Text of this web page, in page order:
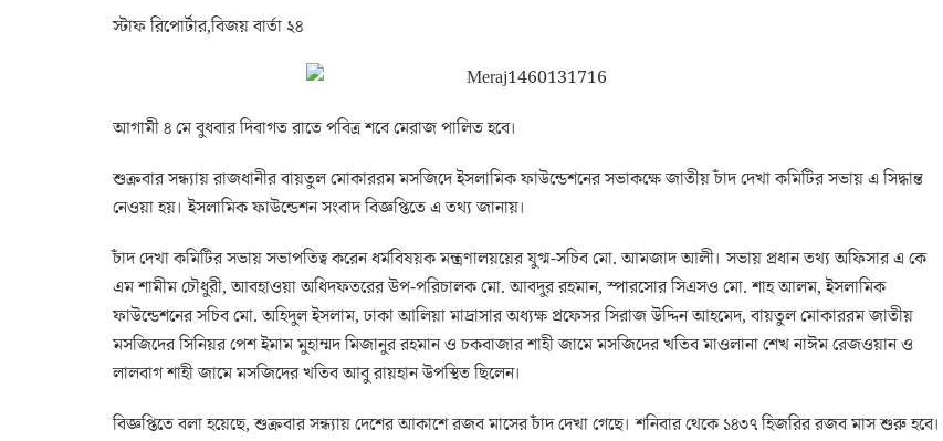
স্টাফ রিপোর্টার,বিজয় বার্তা ২৪
আগামী ৪ মে বুধবার দিবাগত রাতে পবিত্র শবে মেরাজ পালিত হবে।
শুক্রবার সন্ধ্যায় রাজধানীর বায়তুল মোকাররম মসজিদে ইসলামিক ফাউন্ডেশনের সভাকক্ষে জাতীয় চাঁদ দেখা কমিটির সভায় এ সিদ্ধান্ত
নেওয়া হয়। ইসলামিক ফাউন্ডেশন সংবাদ বিজ্ঞপ্তিতে এ তথ্য জানায়।
চাঁদ দেখা কমিটির সভায় সভাপতিত্ব করেন ধর্মবিষয়ক মন্ত্রণালয়য়ের যুগ্ম-সচিব মো. আমজাদ আলী। সভায় প্রধান তথ্য অফিসার এ কে
এম শামীম চৌধুরী, আবহাওয়া অধিদফতরের উপ-পরিচালক মো. আবদুর রহমান, স্পারসোর সিএসও মো. শাহ আলম, ইসলামিক
ফাউন্ডেশনের সচিব মো. অহিদুল ইসলাম, ঢাকা আলিয়া মাদ্রাসার অধ্যক্ষ প্রফেসর সিরাজ উদ্দিন আহমেদ, বায়তুল মোকাররম জাতীয়
মসজিদের সিনিয়র পেশ ইমাম মুহাম্মদ মিজানুর রহমান ও চকবাজার শাহী জামে মসজিদের খতিব মাওলানা শেখ নাঈম রেজওয়ান ও
লালবাগ শাহী জামে মসজিদের খতিব আবু রায়হান উপস্থিত ছিলেন।
বিজ্ঞপ্তিতে বলা হয়েছে, শুক্রবার সন্ধ্যায় দেশের আকাশে রজব মাসের চাঁদ দেখা গেছে। শনিবার থেকে ১৪৩৭ হিজরির রজব মাস শুরু হবে।